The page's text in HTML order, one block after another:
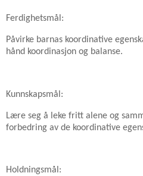
Ferdighetsmål:
Påvirke barnas koordinative
hånd koordinasjon og balanse.
Kunnskapsmål:
Lære seg å leke fritt alene og
forbedring av de koordinative
Holdningsmål: